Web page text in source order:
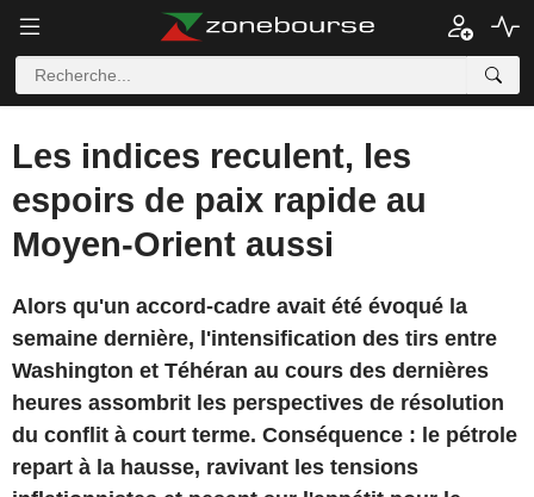
Les indices reculent, les
espoirs de paix rapide au
Moyen-Orient aussi
Alors qu'un accord-cadre avait été évoqué la
semaine dernière, l'intensification des tirs entre
Washington et Téhéran au cours des dernières
heures assombrit les perspectives de résolution
du conflit à court terme. Conséquence : le pétrole
repart à la hausse, ravivant les tensions